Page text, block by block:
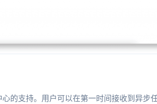
的支持。用户可以在第一时间接收到异步